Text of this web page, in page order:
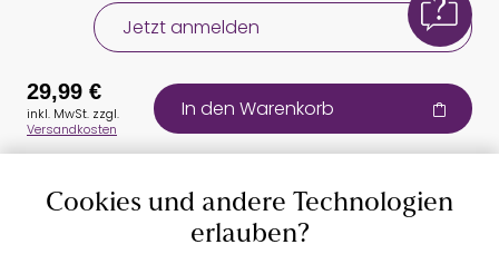
Jetzt anmelden
Auszeichnungen
29,99 €
inkl. MwSt. zzgl.
Versandkosten
In den Warenkorb
Cookies und andere Technologien
erlauben?